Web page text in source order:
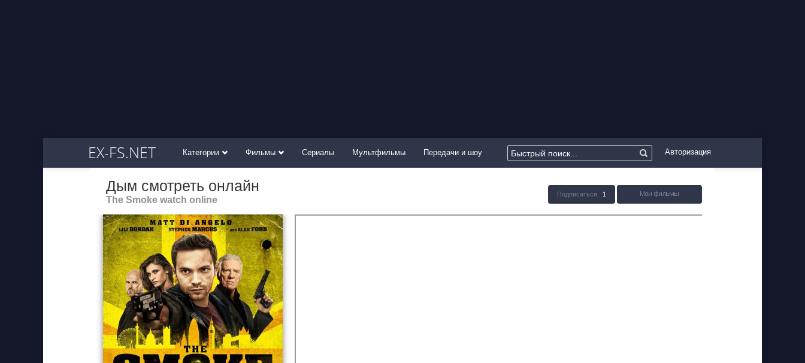
EX-FS.NET Категории Фильмы Сериалы Мультфильмы Передачи и шоу Авторизация
Дым смотреть онлайн
The Smoke watch online
Подписаться 1